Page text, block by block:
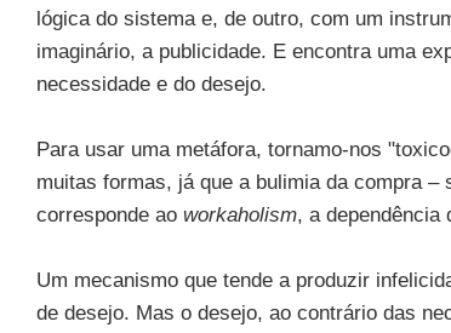
lógica do sistema e, de outro, com um
imaginário, a publicidade. E encontra uma
necessidade e do desejo.
Para usar uma metáfora, tornamo-nos
muitas formas, já que a bulimia da compra
corresponde ao workaholism, a dependência
Um mecanismo que tende a produzir
de desejo. Mas o desejo, ao contrário das